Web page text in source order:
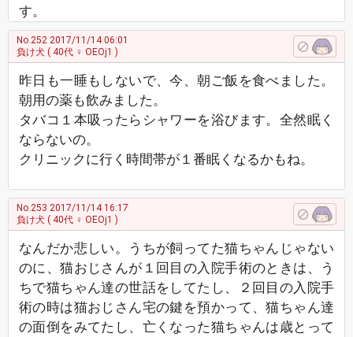
す。
No.252 2017/11/14 06:01
負け犬 ( 40代 ♀ OEOj1 )
昨日も一睡もしないで、今、朝ご飯を食べました。
朝用の薬も飲みました。
タバコ１本吸ったらシャワーを浴びます。全然眠く
ならないの。
クリニックに行く時間帯が１番眠くなるかもね。
No.253 2017/11/14 16:17
負け犬 ( 40代 ♀ OEOj1 )
なんだか悲しい。うちが飼ってた猫ちゃんじゃない
のに、猫おじさんが１回目の入院手術のときは、う
ちで猫ちゃん達の世話をしてたし、２回目の入院手
術の時は猫おじさん宅の鍵を預かって、猫ちゃん達
の面倒をみてたし、亡くなった猫ちゃんは歳とって